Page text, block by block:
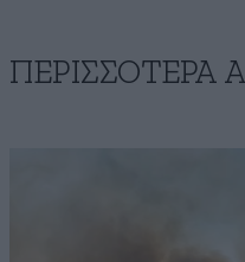
ΠΕΡΙΣΣΟΤΕΡΑ